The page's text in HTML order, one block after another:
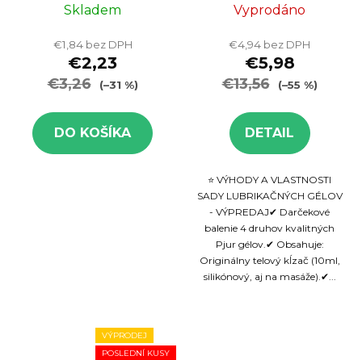
ml
Skladem
€1,84 bez DPH
€2,23
€3,26 (–31 %)
DO KOŠÍKA
lubrikačné gély,
Vyprodáno
€4,94 bez DPH
€5,98
€13,56 (–55 %)
DETAIL
⭐ VÝHODY A VLASTNOSTI
SADY LUBRIKAČNÝCH GÉLOV
- VÝPREDAJ✔ Darčekové
balenie 4 druhov kvalitných
Pjur gélov.✔ Obsahuje:
Originálny telový kĺzač (10ml,
silikónový, aj na masáže).✔...
VÝPRODEJ
POSLEDNÍ KUSY